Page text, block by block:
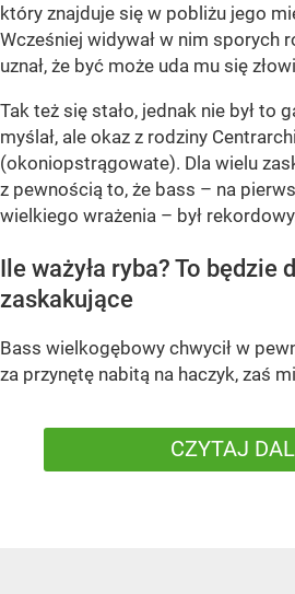
który znajduje się w pobliżu jego
Wcześniej widywał w nim sporych
uznał, że być może uda mu się
Tak też się stało, jednak nie był to
myślał, ale okaz z rodziny
(okoniopstrągowate). Dla wielu
z pewnością to, że bass – na
wielkiego wrażenia – był
Ile ważyła ryba? To będzie
zaskakujące
Bass wielkogębowy chwycił w
za przynętę nabitą na haczyk, zaś
CZYTAJ